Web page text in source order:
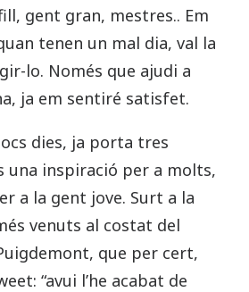
gent gran, mestres.. Em
tenen un mal dia, val la
lo. Només que ajudi a
ja em sentiré satisfet.
dies, ja porta tres
una inspiració per a molts,
a la gent jove. Surt a la
venuts al costat del
que per cert,
“avui l’he acabat de